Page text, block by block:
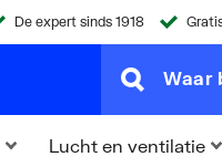
De expert sinds 1918
Lucht en ventilatie